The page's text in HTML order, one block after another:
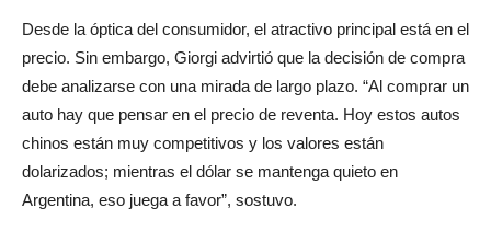
Desde la óptica del consumidor, el atractivo principal está en el
precio. Sin embargo, Giorgi advirtió que la decisión de compra
debe analizarse con una mirada de largo plazo. “Al comprar un
auto hay que pensar en el precio de reventa. Hoy estos autos
chinos están muy competitivos y los valores están
dolarizados; mientras el dólar se mantenga quieto en
Argentina, eso juega a favor”, sostuvo.